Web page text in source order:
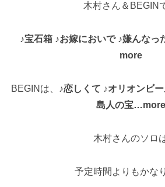
木村さん＆BEGIN
♪宝石箱 ♪お嫁においで ♪嫌んな
more
BEGINは、 ♪恋しくて ♪オリオンビ
島人の宝…more
木村さんのソロ
予定時間よりもかな